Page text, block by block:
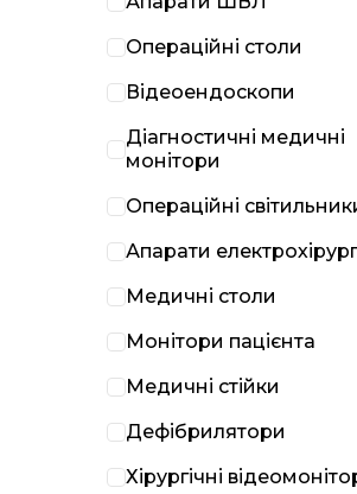
Операційні столи
Відеоендоскопи
Діагностичні медичні
монітори
Операційні
Апарати
Медичні столи
Монітори пацієнта
Медичні стійки
Дефібрилятори
Хірургічні